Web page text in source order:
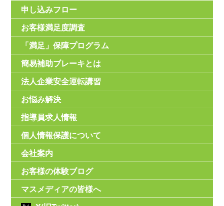
申し込みフロー
お客様満足度調査
「満足」保障プログラム
簡易補助ブレーキとは
法人企業安全運転講習
お悩み解決
指導員求人情報
個人情報保護について
会社案内
お客様の体験ブログ
マスメディアの皆様へ